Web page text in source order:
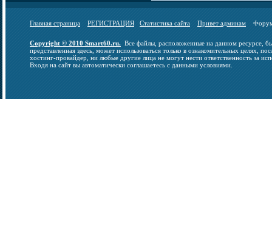
Главная страница РЕГИСТРАЦИЯ Статистика сайта Привет админам
Copyright © 2010 Smart60.ru. Все файлы, расположенные на данном ресурсе,
представленная здесь, может использоваться только в ознакомительных целях,
хостинг-провайдер, ни любые другие лица не могут нести ответственность за
Входя на сайт вы автоматически соглашаетесь с данными условиями.